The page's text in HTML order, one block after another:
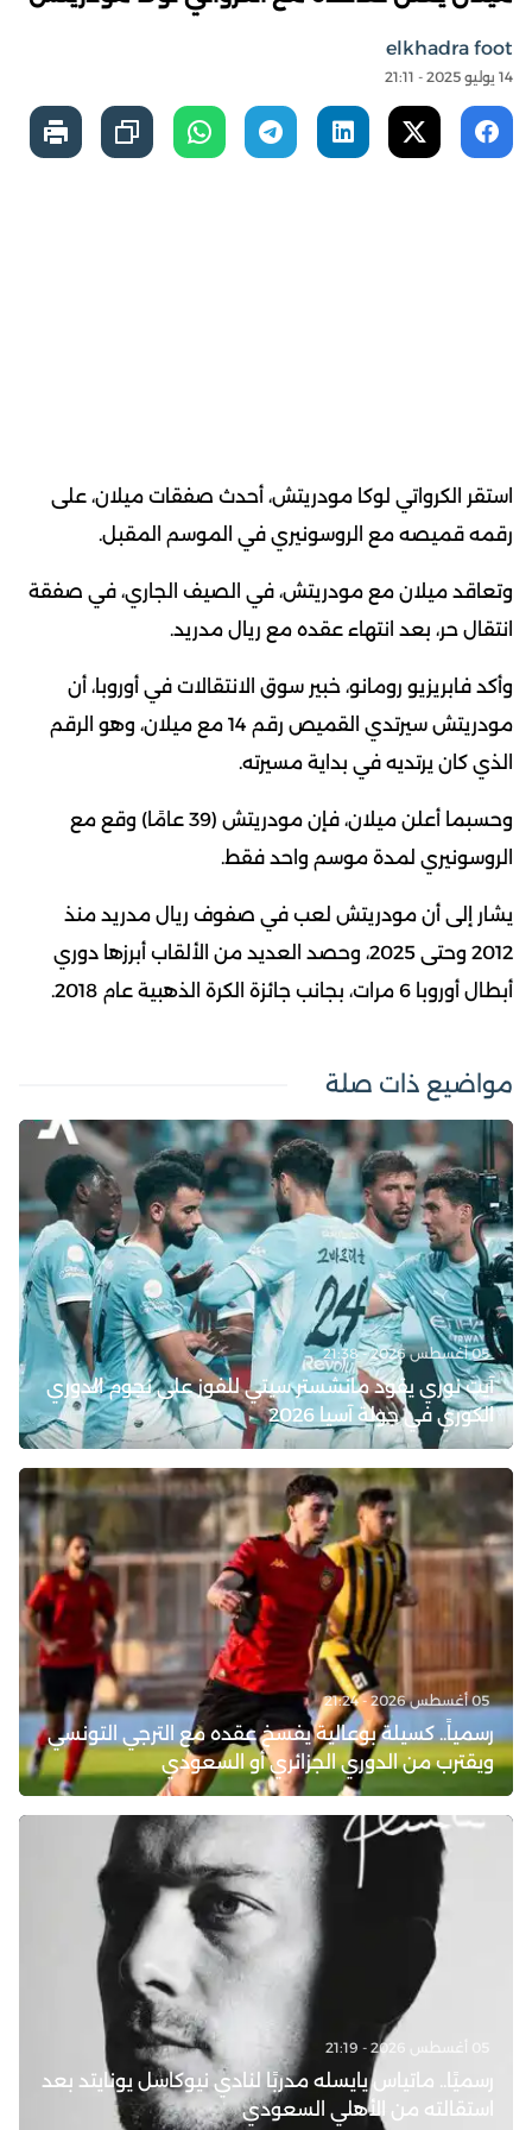
elkhadra foot
14 يوليو 2025 - 21:11
استقر الكرواتي لوكا مودريتش، أحدث صفقات ميلان، على
رقمه قميصه مع الروسونيري في الموسم المقبل.
وتعاقد ميلان مع مودريتش، في الصيف الجاري، في صفقة
انتقال حر، بعد انتهاء عقده مع ريال مدريد.
وأكد فابريزيو رومانو، خبير سوق الانتقالات في أوروبا، أن
مودريتش سيرتدي القميص رقم 14 مع ميلان، وهو الرقم
الذي كان يرتديه في بداية مسيرته.
وحسبما أعلن ميلان، فإن مودريتش (39 عامًا) وقع مع
الروسونيري لمدة موسم واحد فقط.
يشار إلى أن مودريتش لعب في صفوف ريال مدريد منذ
2012 وحتى 2025، وحصد العديد من الألقاب أبرزها دوري
أبطال أوروبا 6 مرات، بجانب جائزة الكرة الذهبية عام 2018.
مواضيع ذات صلة
05 أغسطس 2026 - 21:38
آيت نوري يقود مانشستر سيتي للفوز على نجوم الدوري
الكوري في جولة آسيا 2026
05 أغسطس 2026 - 21:24
رسمياً.. كسيلة بوعالية يفسخ عقده مع الترجي التونسي
ويقترب من الدوري الجزائري أو السعودي
رسميًا.. ماتياس يايسله مدربًا لنادي نيوكاسل يونايتد بعد
استقالته من الأهلي السعودي